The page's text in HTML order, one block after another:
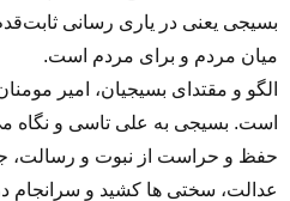
بسیجی یعنی در یاری‌‌ رسانی
میان مردم و برای مردم است.
الگو و مقتدای بسیجیان، امیر‌
است. بسیجی به علی تاسی و نگاه
حفظ و حراست از نبوت و رسالت،
عدالت، سختی ها کشید و